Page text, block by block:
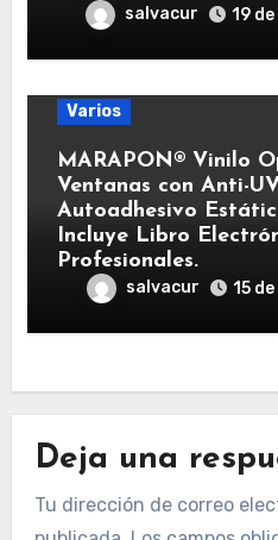
salvacur 19
Varios
MARAPON® Vinilo
Ventanas con Anti-
Autoadhesivo
Incluye Libro
Profesionales.
salvacur 15
Deja una
Tu dirección de correo